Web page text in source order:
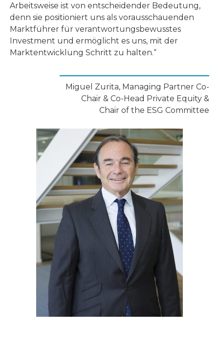
Arbeitsweise ist von entscheidender Bedeutung,
denn sie positioniert uns als vorausschauenden
Marktführer für verantwortungsbewusstes
Investment und ermöglicht es uns, mit der
Marktentwicklung Schritt zu halten.“
Miguel Zurita, Managing Partner Co-
Chair & Co-Head Private Equity &
Chair of the ESG Committee